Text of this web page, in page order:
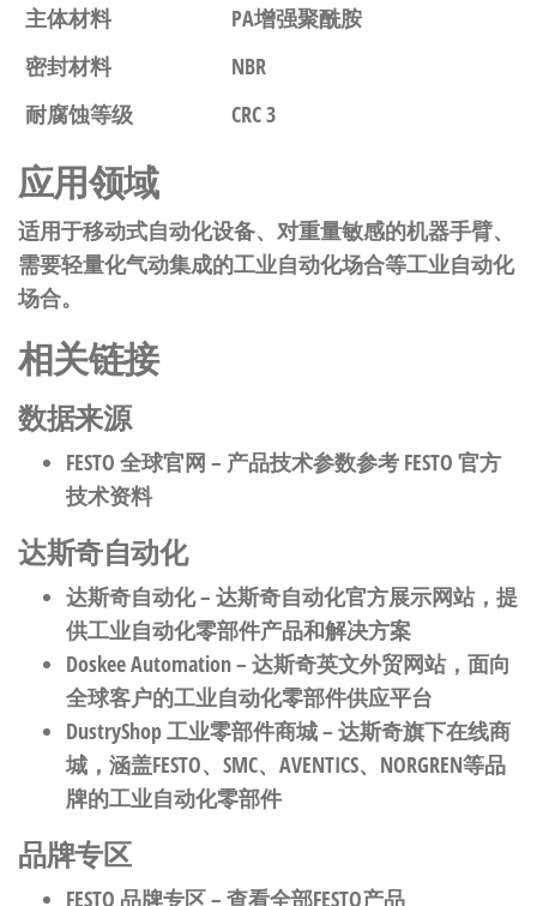
主体材料
PA增强聚酰胺
密封材料
NBR
耐腐蚀等级
CRC 3
应用领域
适用于移动式自动化设备、对重量敏感的机器手臂、
需要轻量化气动集成的工业自动化场合等工业自动化
场合。
相关链接
数据来源
FESTO 全球官网 – 产品技术参数参考 FESTO 官方
技术资料
达斯奇自动化
达斯奇自动化– 达斯奇自动化官方展示网站，提
供工业自动化零部件产品和解决方案
Doskee Automation– 达斯奇英文外贸网站，面向
全球客户的工业自动化零部件供应平台
DustryShop 工业零部件商城– 达斯奇旗下在线商
城，涵盖FESTO、SMC、AVENTICS、NORGREN等品
牌的工业自动化零部件
品牌专区
FESTO 品牌专区– 查看全部FESTO产品